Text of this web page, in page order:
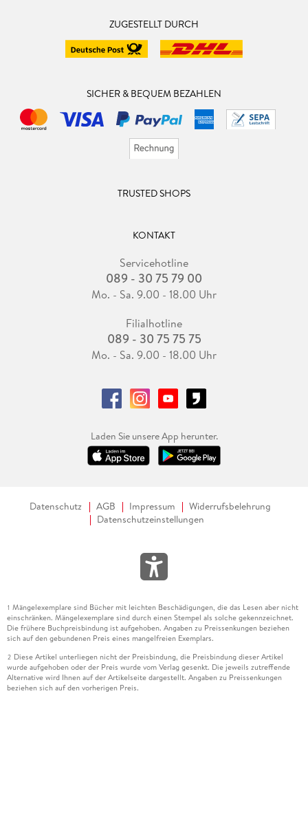
ZUGESTELLT DURCH
SICHER & BEQUEM BEZAHLEN
TRUSTED SHOPS
KONTAKT
Servicehotline
089 - 30 75 79 00
Mo. - Sa. 9.00 - 18.00 Uhr
Filialhotline
089 - 30 75 75 75
Mo. - Sa. 9.00 - 18.00 Uhr
Laden Sie unsere App herunter.
Datenschutz AGB Impressum
Widerrufsbelehrung
Datenschutzeinstellungen
1 Mängelexemplare sind Bücher mit leichten Beschädigungen, die das Lesen aber nicht
einschränken. Mängelexemplare sind durch einen Stempel als solche gekennzeichnet.
Die frühere Buchpreisbindung ist aufgehoben. Angaben zu Preissenkungen beziehen
sich auf den gebundenen Preis eines mangelfreien Exemplars.
2 Diese Artikel unterliegen nicht der Preisbindung, die Preisbindung dieser Artikel
wurde aufgehoben oder der Preis wurde vom Verlag gesenkt. Die jeweils zutreffende
Alternative wird Ihnen auf der Artikelseite dargestellt. Angaben zu Preissenkungen
beziehen sich auf den vorherigen Preis.